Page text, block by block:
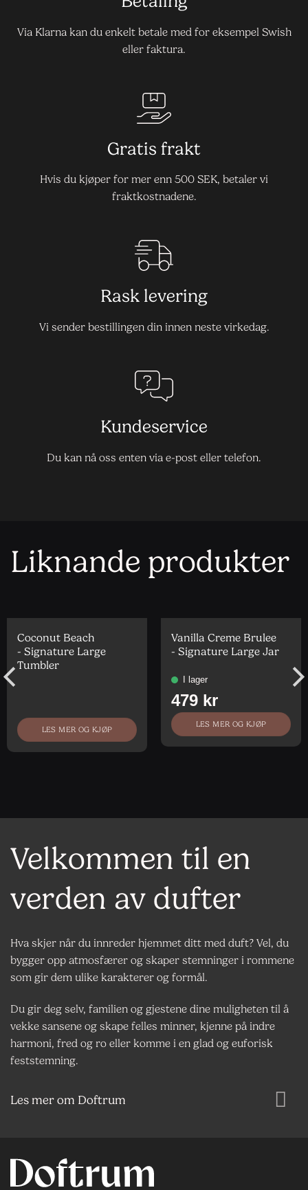
Via Klarna kan du enkelt betale med for eksempel Swish
eller faktura.
Gratis frakt
Hvis du kjøper for mer enn 500 SEK, betaler vi
fraktkostnadene.
Rask levering
Vi sender bestillingen din innen neste virkedag.
Kundeservice
Du kan nå oss enten via e-post eller telefon.
Liknande produkter
Coconut Beach
- Signature Large
Tumbler
LES MER OG KJØP
Vanilla Creme Brulee
- Signature Large Jar
LES MER OG KJØP
Velkommen til en
verden av dufter
Hva skjer når du innreder hjemmet ditt med duft? Vel, du
bygger opp atmosfærer og skaper stemninger i rommene
som gir dem ulike karakterer og formål.
Du gir deg selv, familien og gjestene dine muligheten til å
vekke sansene og skape felles minner, kjenne på indre
harmoni, fred og ro eller komme i en glad og euforisk
feststemning.
Les mer om Doftrum